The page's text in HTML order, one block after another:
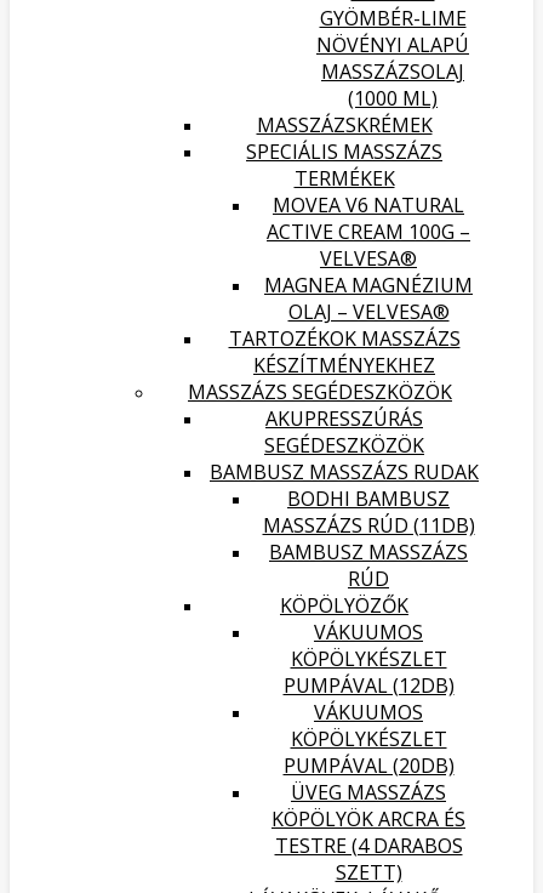
GYÖMBÉR-LIME
NÖVÉNYI ALAPÚ
MASSZÁZSOLAJ
(1000 ML)
MASSZÁZSKRÉMEK
SPECIÁLIS MASSZÁZS
TERMÉKEK
MOVEA V6 NATURAL
ACTIVE CREAM 100G –
VELVESA®
MAGNEA MAGNÉZIUM
OLAJ – VELVESA®
TARTOZÉKOK MASSZÁZS
KÉSZÍTMÉNYEKHEZ
MASSZÁZS SEGÉDESZKÖZÖK
AKUPRESSZÚRÁS
SEGÉDESZKÖZÖK
BAMBUSZ MASSZÁZS RUDAK
BODHI BAMBUSZ
MASSZÁZS RÚD (11DB)
BAMBUSZ MASSZÁZS
RÚD
KÖPÖLYÖZŐK
VÁKUUMOS
KÖPÖLYKÉSZLET
PUMPÁVAL (12DB)
VÁKUUMOS
KÖPÖLYKÉSZLET
PUMPÁVAL (20DB)
ÜVEG MASSZÁZS
KÖPÖLYÖK ARCRA ÉS
TESTRE (4 DARABOS
SZETT)